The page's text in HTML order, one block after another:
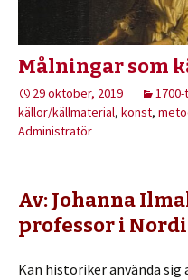
Målningar som
29 oktober, 2019
källor/källmaterial, konst,
Administratör
Av: Johanna
professor i
Kan historiker använda